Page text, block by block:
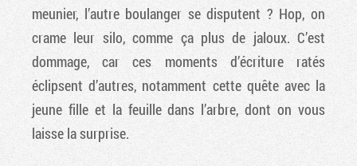
meunier, l’autre boulanger se disputent ? Hop, on
crame leur silo, comme ça plus de jaloux. C’est
dommage, car ces moments d’écriture ratés
éclipsent d’autres, notamment cette quête avec la
jeune fille et la feuille dans l’arbre, dont on vous
laisse la surprise.